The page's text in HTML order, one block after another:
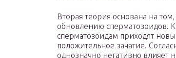
Вторая теория основана на
обновлению сперматозоидов.
сперматозоидам приходят
положительное зачатие.
однозначно негативно влияет